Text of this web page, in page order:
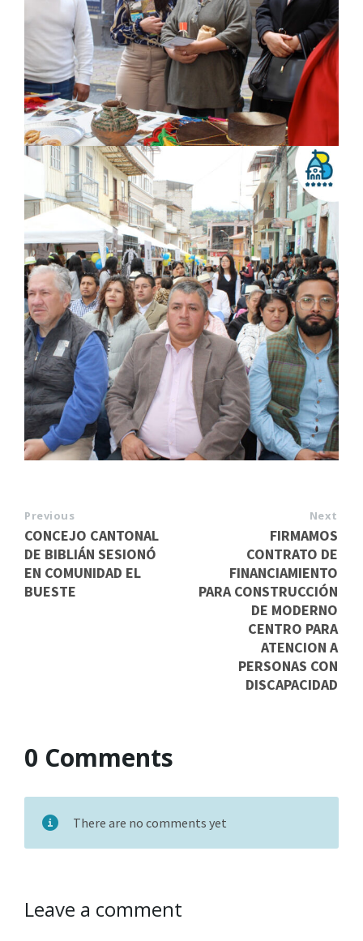
Previous
CONCEJO CANTONAL
DE BIBLIÁN SESIONÓ
EN COMUNIDAD EL
BUESTE
Next
FIRMAMOS
CONTRATO DE
FINANCIAMIENTO
PARA CONSTRUCCIÓN
DE MODERNO
CENTRO PARA
ATENCION A
PERSONAS CON
DISCAPACIDAD
0 Comments
There are no comments yet
Leave a comment